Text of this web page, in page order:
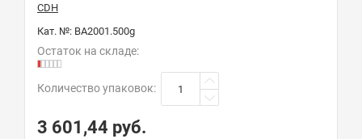
CDH
Кат. №: BA2001.500g
Остаток на складе:
Количество упаковок:
3 601,44 руб.